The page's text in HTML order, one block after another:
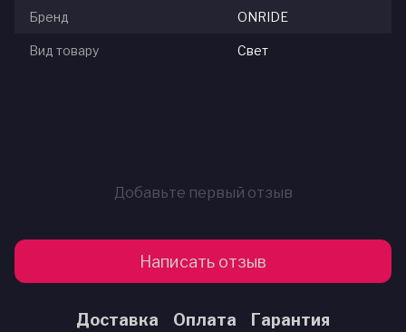
Бренд
ONRIDE
Вид товару Свет
Добавьте первый отзыв
Написать отзыв
Доставка Оплата Гарантия